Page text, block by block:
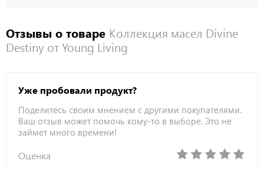
Отзывы о товаре Коллекция масел Divine
Destiny от Young Living
Уже пробовали продукт?
Поделитесь своим мнением с другими покупателями.
Ваш отзыв может помочь кому-то в выборе. Это не
займет много времени!
Оценка